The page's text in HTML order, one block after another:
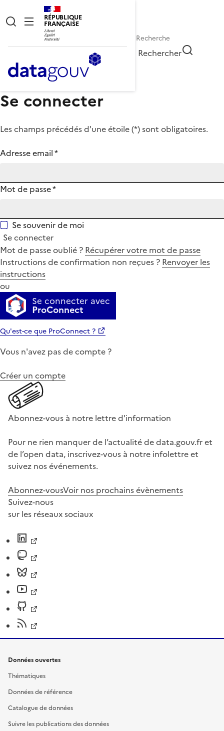
RÉPUBLIQUE
FRANÇAISE
Rechercher
Se connecter
Les champs précédés d'une étoile (*) sont obligatoires.
Adresse email*
Mot de passe*
Se souvenir de moi
Se connecter
Mot de passe oublié ? Récupérer votre mot de passe
Instructions de confirmation non reçues ? Renvoyer les
instructions
ou
Se connecter avec
ProConnect
Qu'est-ce que ProConnect ?
Vous n'avez pas de compte ?
Créer un compte
Abonnez-vous à notre lettre d'information
Pour ne rien manquer de l’actualité de data.gouv.fr et
de l’open data, inscrivez-vous à notre infolettre et
suivez nos événements.
Abonnez-vousVoir nos prochains évènements
Suivez-nous
sur les réseaux sociaux
Données ouvertes
Thématiques
Données de référence
Catalogue de données
Suivre les publications des données